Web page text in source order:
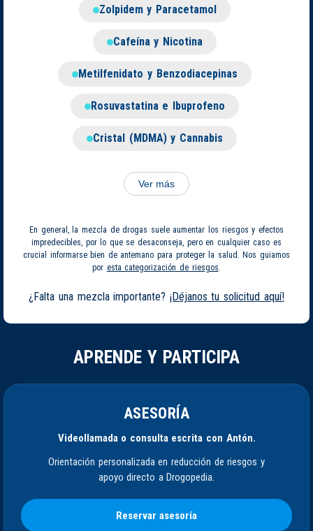
Zolpidem y Paracetamol
Cafeína y Nicotina
Metilfenidato y Benzodiacepinas
Rosuvastatina e Ibuprofeno
Cristal (MDMA) y Cannabis
Ver más
En general, la mezcla de drogas suele aumentar los riesgos y efectos
impredecibles, por lo que se desaconseja, pero en cualquier caso es
crucial informarse bien de antemano para proteger la salud. Nos guiamos
por esta categorización de riesgos.
¿Falta una mezcla importante? ¡Déjanos tu solicitud aquí!
APRENDE Y PARTICIPA
ASESORÍA
Videollamada o consulta escrita con Antón.
Orientación personalizada en reducción de riesgos y
apoyo directo a Drogopedia.
Reservar asesoría